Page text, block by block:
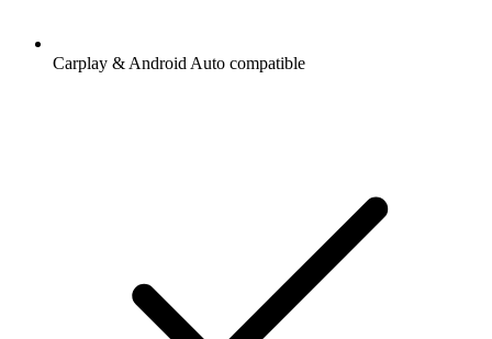
Carplay & Android Auto compatible